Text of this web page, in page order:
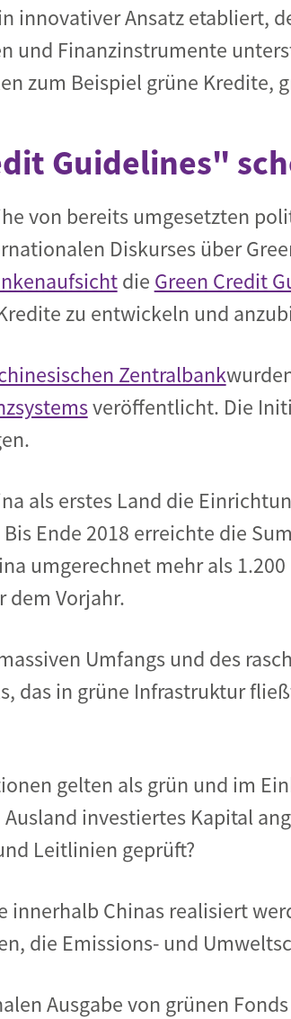
innovativer Ansatz etabliert,
und Finanzinstrumente
zum Beispiel grüne Kredite,
Guidelines"
von bereits umgesetzten
Diskurses über
die Green Credit
zu entwickeln und
Zentralbank
veröffentlicht. Die
als erstes Land die
Ende 2018 erreichte die
umgerechnet mehr als
dem Vorjahr.
Umfangs und des
das in grüne Infrastruktur
gelten als grün und im
investiertes Kapital
Leitlinien geprüft?
innerhalb Chinas realisiert
die Emissions- und
Ausgabe von grünen